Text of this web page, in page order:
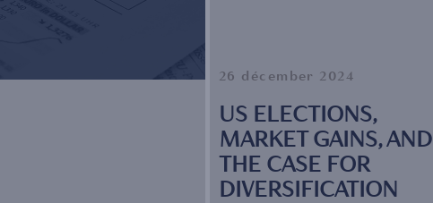
26 décember 2024
US ELECTIONS,
MARKET GAINS, AND
THE CASE FOR
DIVERSIFICATION